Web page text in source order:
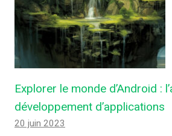
Explorer le monde d’Android :
développement d’applications
20 juin 2023